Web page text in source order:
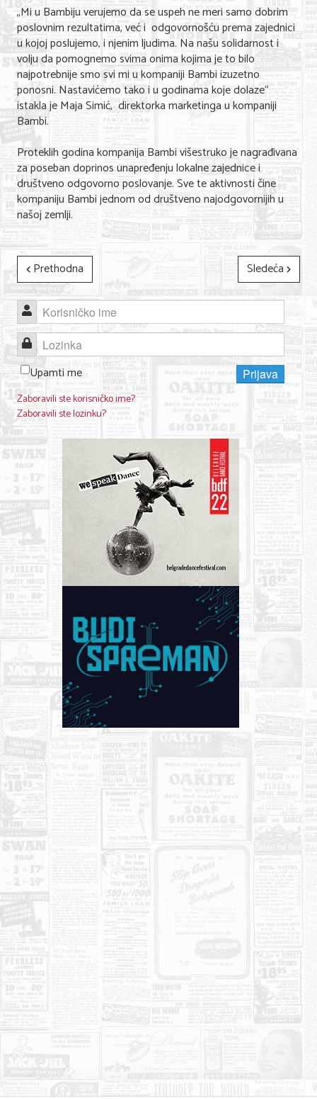
Sport i rekreacija
Hobi i razonoda
ADRESAR
Posao
Usluge
Nega lica i tela
Shopping
Sve za venčanje
Sve za decu
Kuća i bašta
Gastronomija
Sport i rekreacija
Zdravlje i medicina
Hobi i razonoda
UPIS FIRMI
MARKETING
KONTAKT
O NAMA
„Mi u Bambiju verujemo da se uspeh ne meri samo dobrim
poslovnim rezultatima, već i odgovornošću prema zajednici
u kojoj poslujemo, i njenim ljudima. Na našu solidarnost i
volju da pomognemo svima onima kojima je to bilo
najpotrebnije smo svi mi u kompaniji Bambi izuzetno
ponosni. Nastavićemo tako i u godinama koje dolaze“
istakla je Maja Simić, direktorka marketinga u kompaniji
Bambi.
Proteklih godina kompanija Bambi višestruko je nagrađivana
za poseban doprinos unapređenju lokalne zajednice i
društveno odgovorno poslovanje. Sve te aktivnosti čine
kompaniju Bambi jednom od društveno najodgovornijih u
našoj zemlji.
Prethodna Sledeća
Korisničko ime
Lozinka
Upamti me
Prijava
Zaboravili ste korisničko ime?
Zaboravili ste lozinku?